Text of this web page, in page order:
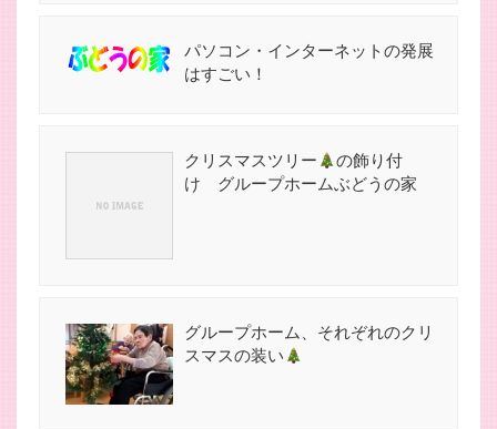
パソコン・インターネットの発展
はすごい！
クリスマスツリー
の飾り付
け グループホームぶどうの家
グループホーム、それぞれのクリ
スマスの装い